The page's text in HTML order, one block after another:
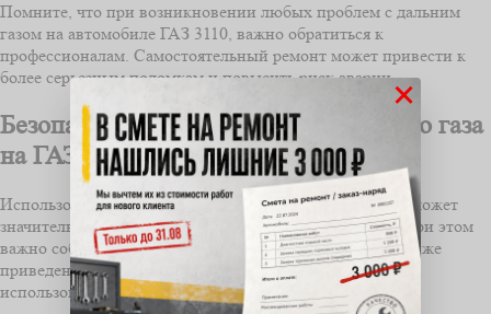
Помните, что при возникновении любых проблем с дальним
газом на автомобиле ГАЗ 3110, важно обратиться к
профессионалам. Самостоятельный ремонт может привести к
более серьезным поломкам и повысить риск аварии.
Безопасность использования дальнего газа
на ГАЗ 3110
Использование дальнего газа на автомобиле ГАЗ 3110 может
значительно улучшить экономичность его работы, но при этом
важно соблюдать определенные меры безопасности. Ниже
приведены основные рекомендации по безопасному
использованию дальнего газа на ГАЗ 3110.
×